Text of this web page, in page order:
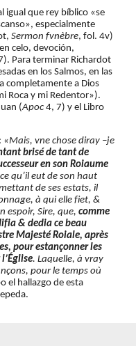
igual que rey bíblico «se
especialmente
Sermon fvnèbre, fol. 4v)
celo, devoción,
Para terminar Richardot
en los Salmos, en las
completamente a Dios
(Apoc 4, 7) y el Libro
«Mais, vne chose diray –je
brisé de tant de
en son Roiaume
qu’il eut de son haut
de ses estats, il
à qui elle fiet, &
espoir, Sire, que, comme
& dedia ce beau
Majesté Roiale, après
pour estançonner les
. Laquelle, à vray
pour le temps où
el hallazgo de esta